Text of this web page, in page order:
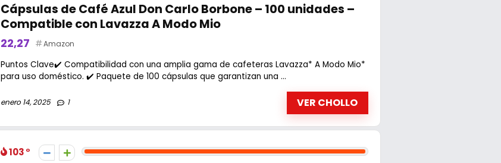
Cápsulas de Café Azul Don Carlo Borbone – 100 unidades –
Compatible con Lavazza A Modo Mio
22,27 Amazon
Puntos Clave✔️ Compatibilidad con una amplia gama de cafeteras Lavazza* A Modo Mio*
para uso doméstico. ✔️ Paquete de 100 cápsulas que garantizan una ...
enero 14, 2025 1 VER CHOLLO
103